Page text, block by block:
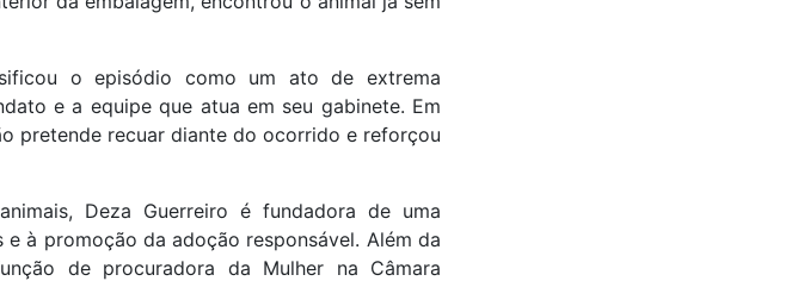
o episódio como um ato de extrema
e a equipe que atua em seu gabinete. Em
pretende recuar diante do ocorrido e reforçou
Deza Guerreiro é fundadora de uma
à promoção da adoção responsável. Além da
de procuradora da Mulher na Câmara